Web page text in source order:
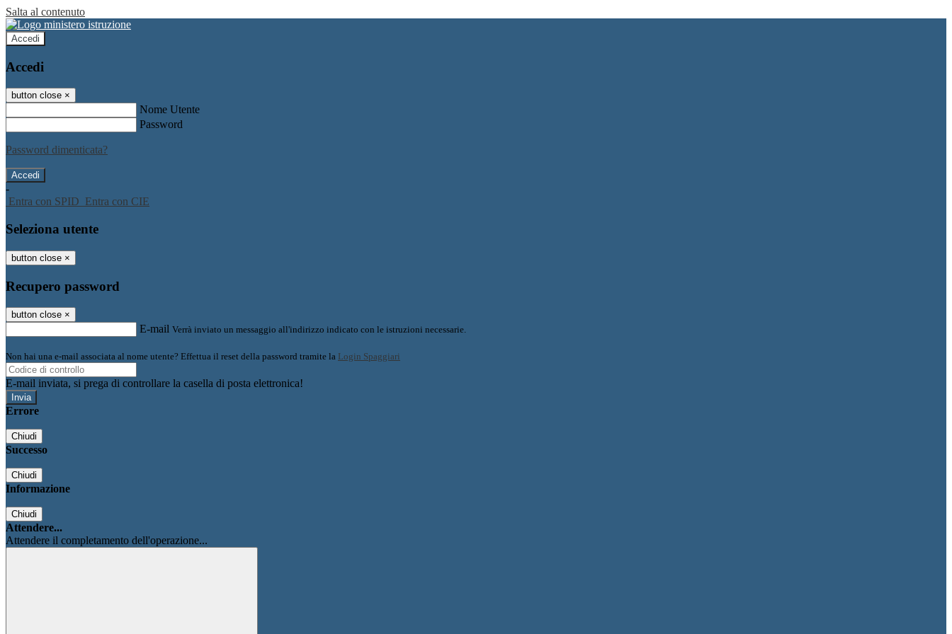
Salta al contenuto
Accedi
Accedi
button close ×
Nome Utente
Password
Password dimenticata?
-
Entra con SPID Entra con CIE
Seleziona utente
button close ×
Recupero password
button close ×
E-mail Verrà inviato un messaggio all'indirizzo indicato con le istruzioni necessarie.
Non hai una e-mail associata al nome utente? Effettua il reset della password tramite la Login Spaggiari
E-mail inviata, si prega di controllare la casella di posta elettronica!
Errore
Chiudi
Successo
Chiudi
Informazione
Chiudi
Attendere...
Attendere il completamento dell'operazione...